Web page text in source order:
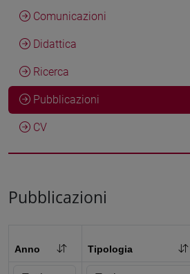
Comunicazioni
Didattica
Ricerca
Pubblicazioni
CV
Pubblicazioni
Anno Tipologia